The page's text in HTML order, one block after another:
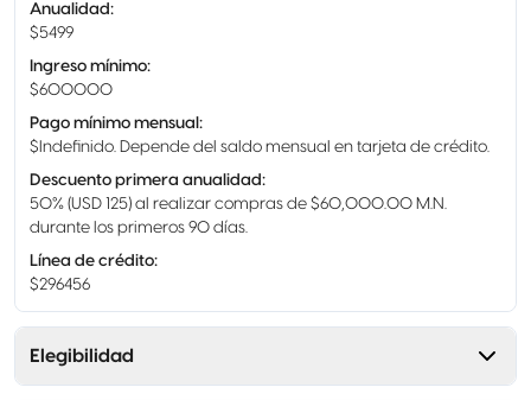
Anualidad:
$5499
Ingreso mínimo:
$600000
Pago mínimo mensual :
$Indefinido. Depende del saldo mensual en tarjeta de crédito.
Descuento primera anualidad:
50% (USD 125) al realizar compras de $60,000.00 M.N.
durante los primeros 90 días.
Línea de crédito:
$296456
Elegibilidad